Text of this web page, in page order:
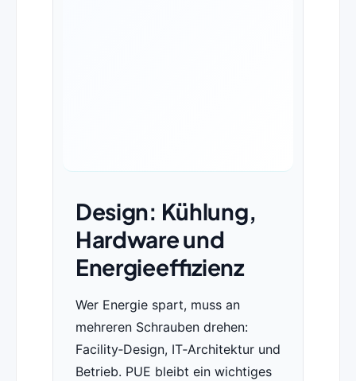
Design: Kühlung,
Hardware und
Energieeffizienz
Wer Energie spart, muss an
mehreren Schrauben drehen:
Facility‑Design, IT‑Architektur und
Betrieb. PUE bleibt ein wichtiges